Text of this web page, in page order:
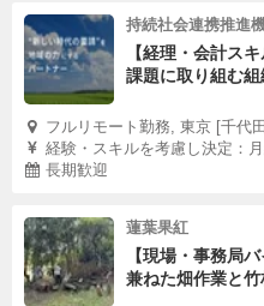
持続社会連携推進
【経理・会計ス
課題に取り組む
フルリモート勤務, 東京 [千代
経験・スキルを考慮し決定：
長期歓迎
蓮葉果紅
【現場・事務局
兼ねた畑作業と